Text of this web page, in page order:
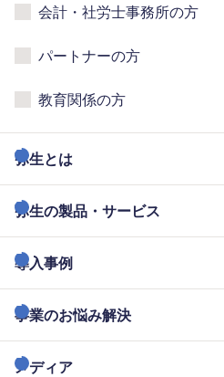
会計・社労士事務所の方
パートナーの方
教育関係の方
弥生とは
弥生の製品・サービス
導入事例
事業のお悩み解決
メディア